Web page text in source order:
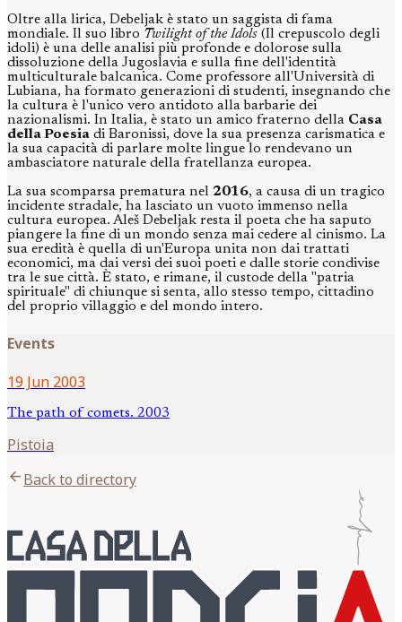
Oltre alla lirica, Debeljak è stato un saggista di fama
mondiale. Il suo libro Twilight of the Idols (Il crepuscolo degli
idoli) è una delle analisi più profonde e dolorose sulla
dissoluzione della Jugoslavia e sulla fine dell'identità
multiculturale balcanica. Come professore all'Università di
Lubiana, ha formato generazioni di studenti, insegnando che
la cultura è l'unico vero antidoto alla barbarie dei
nazionalismi. In Italia, è stato un amico fraterno della Casa
della Poesia di Baronissi, dove la sua presenza carismatica e
la sua capacità di parlare molte lingue lo rendevano un
ambasciatore naturale della fratellanza europea.
La sua scomparsa prematura nel 2016, a causa di un tragico
incidente stradale, ha lasciato un vuoto immenso nella
cultura europea. Aleš Debeljak resta il poeta che ha saputo
piangere la fine di un mondo senza mai cedere al cinismo. La
sua eredità è quella di un'Europa unita non dai trattati
economici, ma dai versi dei suoi poeti e dalle storie condivise
tra le sue città. È stato, e rimane, il custode della "patria
spirituale" di chiunque si senta, allo stesso tempo, cittadino
del proprio villaggio e del mondo intero.
Events
19 Jun 2003
The path of comets. 2003
Pistoia
arrow_backBack to directory